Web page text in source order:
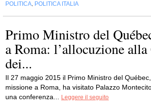
POLITICA POLITICA ITALIA
Primo Ministro del
a Roma: l’allocuzione alla
dei...
Il 27 maggio 2015 il Primo Ministro del
missione a Roma, ha visitato Palazzo
una conferenza...
Leggere il seguito